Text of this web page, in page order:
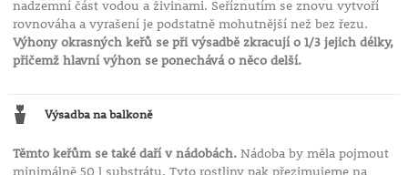
nadzemní část vodou a živinami. Seříznutím se znovu vytvoří
rovnováha a vyrašení je podstatně mohutnější než bez řezu.
Výhony okrasných keřů se při výsadbě zkracují o 1/3 jejich délky,
přičemž hlavní výhon se ponechává o něco delší.
Výsadba na balkoně
Těmto keřům se také daří v nádobách.Nádoba by měla pojmout